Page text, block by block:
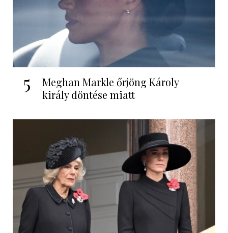
5
Meghan Markle őrjöng Károly
király döntése miatt